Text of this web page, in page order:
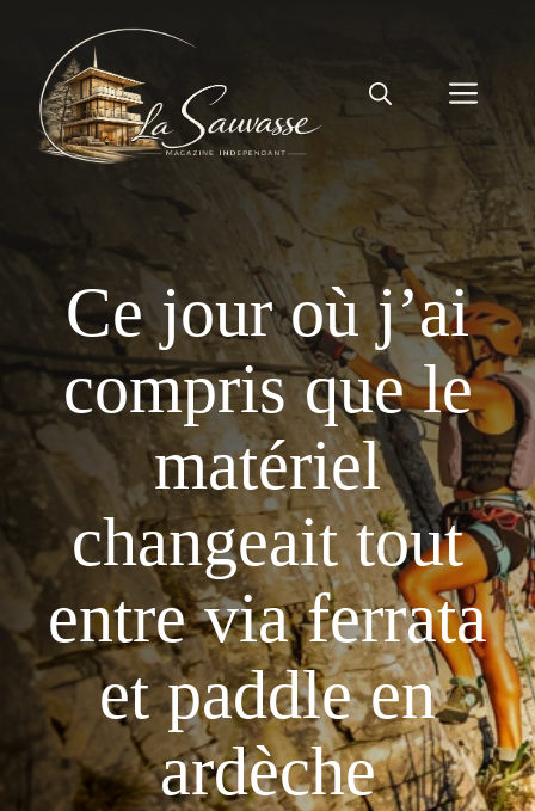
contenu
Ce jour où j’ai
compris que le
matériel
changeait tout
entre via ferrata
et paddle en
ardèche